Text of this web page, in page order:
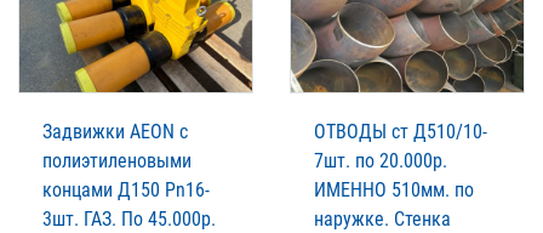
Задвижки AEON с
полиэтиленовыми
концами Д150 Pn16-
3шт. ГАЗ. По 45.000р.
ОТВОДЫ ст Д510/10-
7шт. по 20.000р.
ИМЕННО 510мм. по
наружке. Стенка